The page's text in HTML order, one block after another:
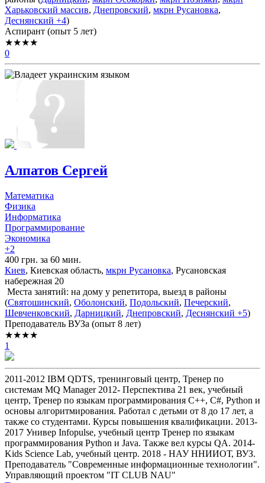
Харьковский массив, Днепровский, мкрн Русановка,
Деснянский +4)
Аспирант (опыт 5 лет)
★★★★
0
Алпатов Сергей
Математика
Физика
Информатика
Программирование
Экономика
+2
400 грн. за 60 мин.
Киев, Киевская область, мкрн Русановка, Русановская
набережная 20
Места занятий: на дому у репетитора, выезд в районы
(Святошинский, Оболонский, Подольский, Печерский,
Шевченковский, Дарницкий, Днепровский, Деснянский +5)
Преподаватель ВУЗа (опыт 8 лет)
★★★★
1
2011-2012 IBM QDTS, тренинговый центр, Тренер по
системам MQ Manager 2012- Перспектива 21 век, учебный
центр, Тренер по языкам программирования С++, С#, Python и
основы алгоритмирования. Работал с детьми от 8 до 17 лет, а
также со студентами. Курсы повышения квалификации. 2013-
2017 Универ Infopulse, учебный центр Тренер по языкам
программирования Python и Java. Также вел курсы QA. 2014-
Kids Science Lab, учебный центр. 2018 - НАУ ННИИОТ, ВУЗ.
Преподаватель "Современные информационные технологии".
Управляющий проектом "IT CLUB NAU"